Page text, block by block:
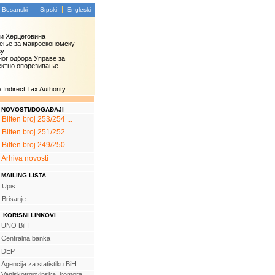
Bosanski Srpski Engleski
Херцеговина
за макроекономску
одбора Управе за
опорезивање
Tax Authority
NOVOSTI/DOGAĐAJI
Bilten broj 253/254 ...
Bilten broj 251/252 ...
Bilten broj 249/250 ...
Arhiva novosti
MAILING LISTA
Upis
Brisanje
KORISNI LINKOVI
UNO BiH
Centralna banka
DEP
Agencija za statistiku BiH